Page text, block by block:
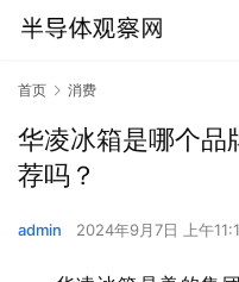
首页 消费
华凌冰箱是哪个品
荐吗？
admin 2024年9月7日 上午